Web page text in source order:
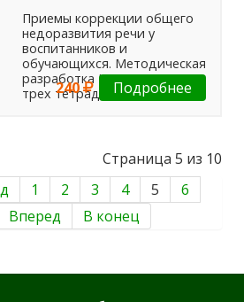
Приемы коррекции общего
недоразвития речи у
воспитанников и
обучающихся. Методическая
разработка Комплект из
трех тетрадей.
240 Подробнее
Страница 5 из 10
1 2 3 4 5
6
Вперед В конец